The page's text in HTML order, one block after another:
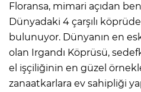
Floransa, mimari açıdan
Dünyadaki 4 çarşılı
bulunuyor. Dünyanın en
olan Irgandı Köprüsü,
el işçiliğinin en güzel
zanaatkarlara ev sahipliği